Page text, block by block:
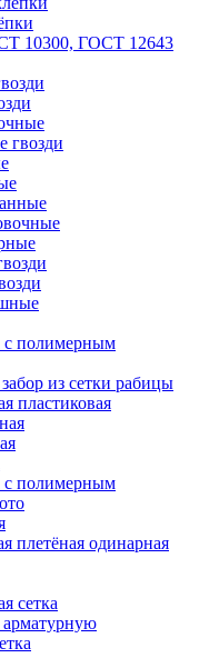
10300, ГОСТ 12643
гвозди
с полимерным
из сетки рабицы
пластиковая
с полимерным
плетёная одинарная
сетка
арматурную